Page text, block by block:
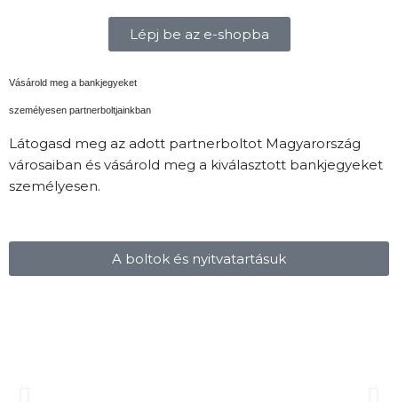
Lépj be az e-shopba
Vásárold meg a bankjegyeket
személyesen partnerboltjainkban
Látogasd meg az adott partnerboltot Magyarország
városaiban és vásárold meg a kiválasztott bankjegyeket
személyesen.
A boltok és nyitvatartásuk